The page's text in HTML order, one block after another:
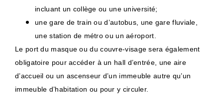
incluant un collège ou une université;
une gare de train ou d’autobus, une gare fluviale,
une station de métro ou un aéroport.
Le port du masque ou du couvre-visage sera également
obligatoire pour accéder à un hall d’entrée, une aire
d’accueil ou un ascenseur d’un immeuble autre qu’un
immeuble d’habitation ou pour y circuler.